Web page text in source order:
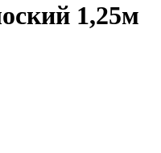
1,25м